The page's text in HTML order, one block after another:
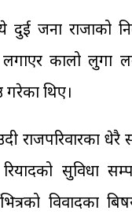
दुई जना राजाको
कालो लुगा
गरेका थिए।
राजपरिवारका धेरै
सुविधा
विवादका